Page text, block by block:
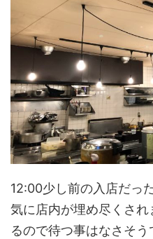
12:00少し前の入店だっ
気に店内が埋め尽くさ
るので待つ事はなさそ